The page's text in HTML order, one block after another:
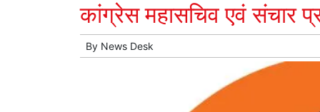
कांग्रेस महासचिव एवं संचार
By News Desk